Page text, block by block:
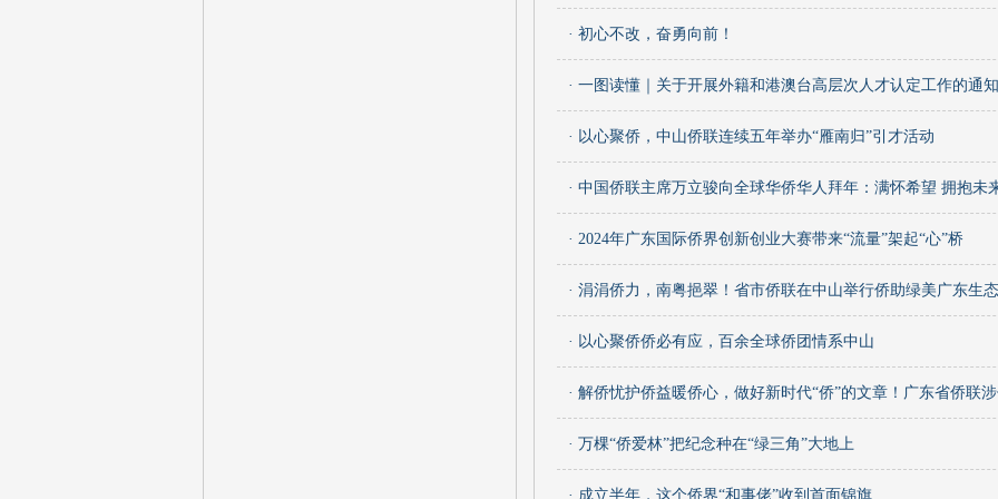
· 初心不改，奋勇向前！
· 一图读懂｜关于开展外籍和港澳台高层次人才认定工作的通知
· 以心聚侨，中山侨联连续五年举办“雁南归”引才活动
· 中国侨联主席万立骏向全球华侨华人拜年：满怀希望 拥抱未
· 2024年广东国际侨界创新创业大赛带来“流量”架起“心”桥
· 涓涓侨力，南粤挹翠！省市侨联在中山举行侨助绿美广东生
· 以心聚侨侨必有应，百余全球侨团情系中山
· 解侨忧护侨益暖侨心，做好新时代“侨”的文章！广东省侨联
· 万棵“侨爱林”把纪念种在“绿三角”大地上
· 成立半年，这个侨界“和事佬”收到首面锦旗